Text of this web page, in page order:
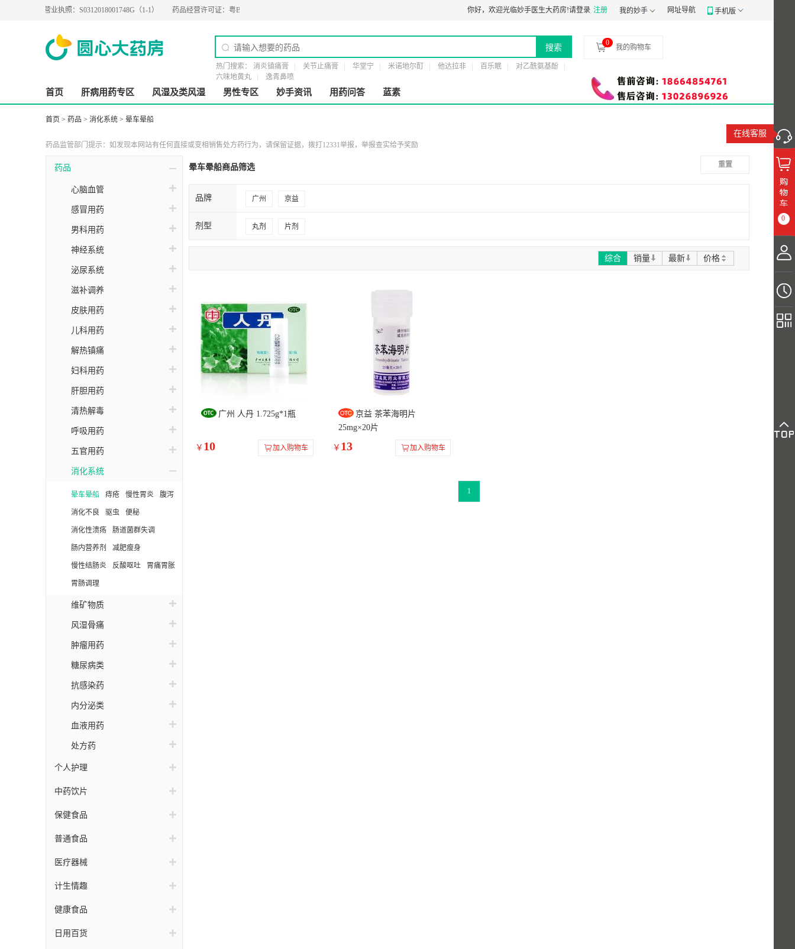
营业执照：S0312018001748G（1-1） 药品经营许可证：粤BA0200274 第二类医疗器械经营备案凭证：粤穗食药监械经营备20191807号 食品经营许可证：JY14401030058197
你好， 欢迎光临妙手医生大药房!请登录 注册 我的妙手 网址导航 手机版
搜索
热门搜索： 消炎镇痛膏 关节止痛膏 华堂宁 米诺地尔酊 他达拉非 百乐眠
对乙酰氨基酚
六味地黄丸
逸青鼻喷
在线客服
0
0
我的购物车
首页 肝病用药专区 风湿及类风湿 男性专区 妙手资讯 用药问答 蓝素
首页 > 药品 > 消化系统 > 晕车晕船
药品监管部门提示：如发现本网站有任何直接或变相销售处方药行为，请保留证据，拨打12331举报，举报查实给予奖励
药品
心脑血管
感冒用药
男科用药
神经系统
泌尿系统
滋补调养
皮肤用药
儿科用药
解热镇痛
妇科用药
肝胆用药
清热解毒
呼吸用药
五官用药
消化系统
晕车晕船 痔疮 慢性胃炎 腹泻
消化不良 驱虫 便秘
消化性溃疡 肠道菌群失调
肠内营养剂 减肥瘦身
慢性结肠炎 反酸呕吐 胃痛胃胀
胃肠调理
维矿物质
风湿骨痛
肿瘤用药
糖尿病类
抗感染药
内分泌类
血液用药
处方药
个人护理
中药饮片
保健食品
普通食品
医疗器械
计生情趣
健康食品
日用百货
晕车晕船商品筛选 重置
品牌 广州 京益
剂型 丸剂 片剂
综合 销量 最新 价格
广州 人丹 1.725g*1瓶
￥ 10 加入购物车
京益 茶苯海明片
25mg×20片
￥ 13 加入购物车
1